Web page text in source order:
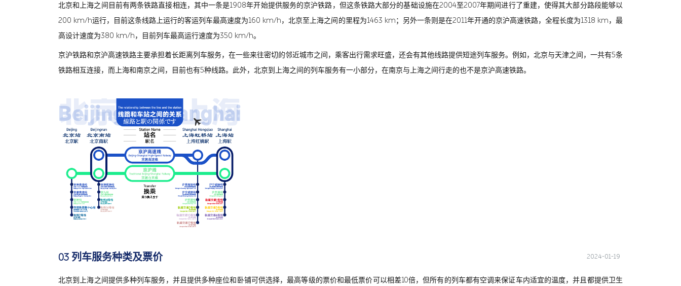
北京和上海之间目前有两条铁路直接相连，其中一条是1908年开始提供服务的京沪铁路，但这条铁路大部分的基础设施在2004至2007年期间进行了重建，使得其大部分路段能够以
200 km/h运行，目前这条线路上运行的客运列车最高速度为160 km/h，北京至上海之间的里程为1463 km；另外一条则是在2011年开通的京沪高速铁路，全程长度为1318 km，最
高设计速度为380 km/h，目前列车最高运行速度为350 km/h。
京沪铁路和京沪高速铁路主要承担着长距离列车服务，在一些来往密切的邻近城市之间，乘客出行需求旺盛，还会有其他线路提供短途列车服务。例如，北京与天津之间，一共有5条
铁路相互连接，而上海和南京之间，目前也有5种线路。此外，北京到上海之间的列车服务有一小部分，在南京与上海之间行走的也不是京沪高速铁路。
2024-01-19
03 列车服务种类及票价
北京到上海之间提供多种列车服务，并且提供多种座位和卧铺可供选择，最高等级的票价和最低票价可以相差10倍，但所有的列车都有空调来保证车内适宜的温度，并且都提供卫生